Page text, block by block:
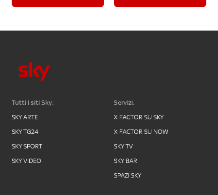
Tutti i siti Sky:
SKY ARTE
SKY TG24
SKY SPORT
SKY VIDEO
Servizi:
X FACTOR SU SKY
X FACTOR SU NOW
SKY TV
SKY BAR
SPAZI SKY